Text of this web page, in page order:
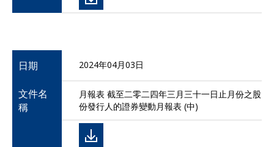
日期 2024年04月03日
文件名
稱
月報表 截至二零二四年三月三十一日止月份之股
份發行人的證券變動月報表 (中)